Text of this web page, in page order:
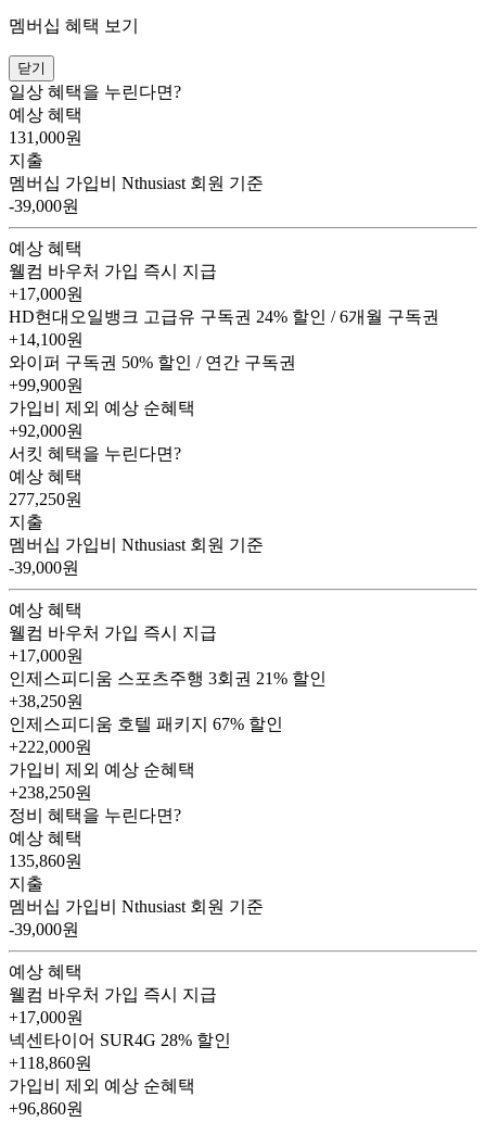
멤버십 혜택 보기
닫기
일상 혜택을 누린다면?
예상 혜택
131,000원
지출
멤버십 가입비
Nthusiast 회원 기준
-39,000원
예상 혜택
웰컴 바우처 가입 즉시 지급
+17,000원
HD현대오일뱅크 고급유 구독권 24% 할인 / 6개월 구독권
+14,100원
와이퍼 구독권 50% 할인 / 연간 구독권
+99,900원
가입비 제외 예상 순혜택
+92,000원
서킷 혜택을 누린다면?
예상 혜택
277,250원
지출
멤버십 가입비
Nthusiast 회원 기준
-39,000원
예상 혜택
웰컴 바우처 가입 즉시 지급
+17,000원
인제스피디움 스포츠주행 3회권 21% 할인
+38,250원
인제스피디움 호텔 패키지 67% 할인
+222,000원
가입비 제외 예상 순혜택
+238,250원
정비 혜택을 누린다면?
예상 혜택
135,860원
지출
멤버십 가입비
Nthusiast 회원 기준
-39,000원
예상 혜택
웰컴 바우처 가입 즉시 지급
+17,000원
넥센타이어 SUR4G 28% 할인
+118,860원
가입비 제외 예상 순혜택
+96,860원